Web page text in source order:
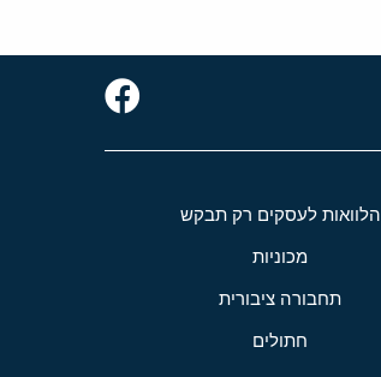
הלוואות לעסקים רק תבקש
מכוניות
תחבורה ציבורית
חתולים